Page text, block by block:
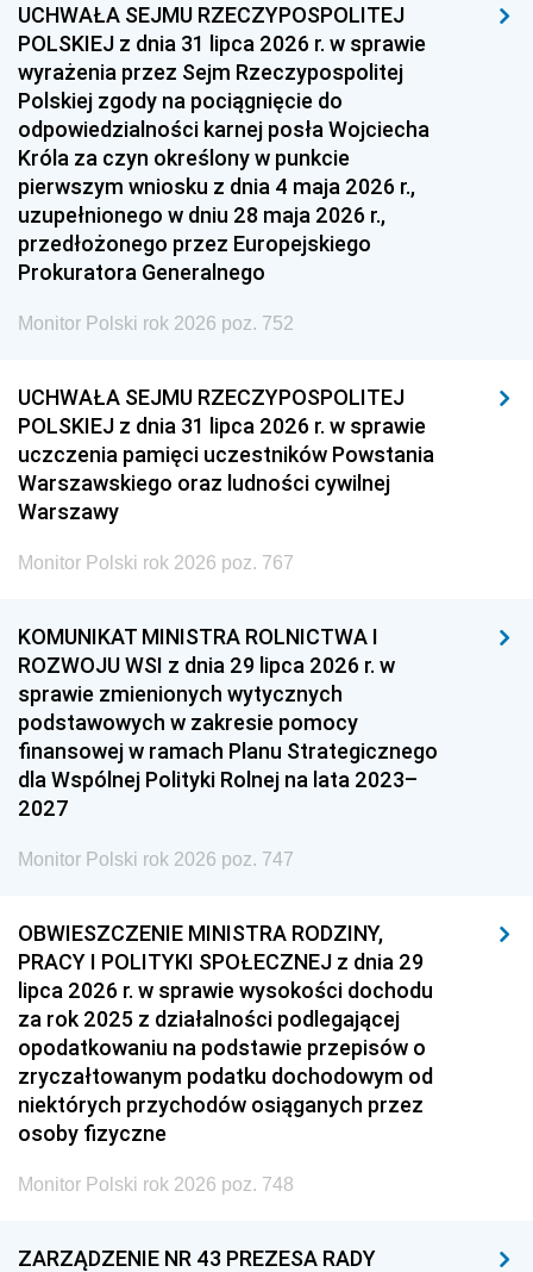
UCHWAŁA SEJMU RZECZYPOSPOLITEJ
POLSKIEJ z dnia 31 lipca 2026 r. w sprawie
wyrażenia przez Sejm Rzeczypospolitej
Polskiej zgody na pociągnięcie do
odpowiedzialności karnej posła Wojciecha
Króla za czyn określony w punkcie
pierwszym wniosku z dnia 4 maja 2026 r.,
uzupełnionego w dniu 28 maja 2026 r.,
przedłożonego przez Europejskiego
Prokuratora Generalnego
Monitor Polski rok 2026 poz. 752
UCHWAŁA SEJMU RZECZYPOSPOLITEJ
POLSKIEJ z dnia 31 lipca 2026 r. w sprawie
uczczenia pamięci uczestników Powstania
Warszawskiego oraz ludności cywilnej
Warszawy
Monitor Polski rok 2026 poz. 767
KOMUNIKAT MINISTRA ROLNICTWA I
ROZWOJU WSI z dnia 29 lipca 2026 r. w
sprawie zmienionych wytycznych
podstawowych w zakresie pomocy
finansowej w ramach Planu Strategicznego
dla Wspólnej Polityki Rolnej na lata 2023–
2027
Monitor Polski rok 2026 poz. 747
OBWIESZCZENIE MINISTRA RODZINY,
PRACY I POLITYKI SPOŁECZNEJ z dnia 29
lipca 2026 r. w sprawie wysokości dochodu
za rok 2025 z działalności podlegającej
opodatkowaniu na podstawie przepisów o
zryczałtowanym podatku dochodowym od
niektórych przychodów osiąganych przez
osoby fizyczne
Monitor Polski rok 2026 poz. 748
ZARZĄDZENIE NR 43 PREZESA RADY